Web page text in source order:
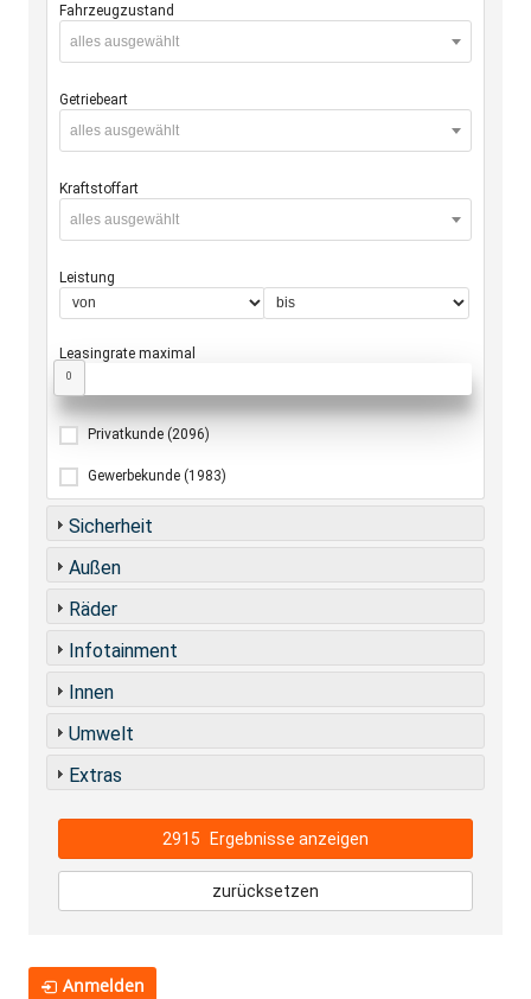
Fahrzeugzustand
alles ausgewählt
Getriebeart
alles ausgewählt
Kraftstoffart
alles ausgewählt
Leistung
Leasingrate maximal
0
Privatkunde (2096)
Gewerbekunde (1983)
Sicherheit
Außen
Räder
Infotainment
Innen
Umwelt
Extras
2915 Ergebnisse anzeigen
zurücksetzen
Anmelden